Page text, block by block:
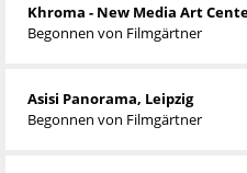
Khroma - New Media Art
Begonnen von Filmgärtner
Asisi Panorama, Leipzig
Begonnen von Filmgärtner